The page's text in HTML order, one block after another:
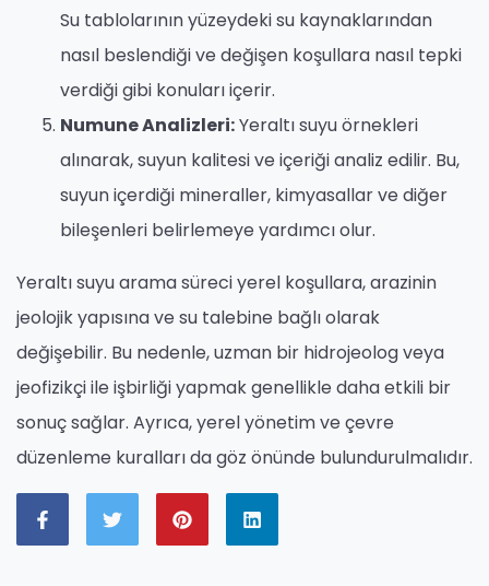
Su tablolarının yüzeydeki su kaynaklarından
nasıl beslendiği ve değişen koşullara nasıl tepki
verdiği gibi konuları içerir.
Numune Analizleri:Yeraltı suyu örnekleri
alınarak, suyun kalitesi ve içeriği analiz edilir. Bu,
suyun içerdiği mineraller, kimyasallar ve diğer
bileşenleri belirlemeye yardımcı olur.
Yeraltı suyu arama süreci yerel koşullara, arazinin
jeolojik yapısına ve su talebine bağlı olarak
değişebilir. Bu nedenle, uzman bir hidrojeolog veya
jeofizikçi ile işbirliği yapmak genellikle daha etkili bir
sonuç sağlar. Ayrıca, yerel yönetim ve çevre
düzenleme kuralları da göz önünde bulundurulmalıdır.